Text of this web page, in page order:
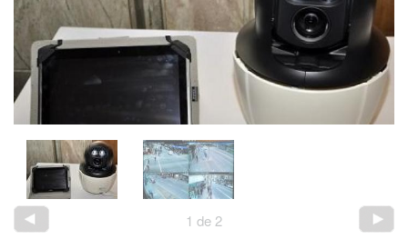
1 de 2